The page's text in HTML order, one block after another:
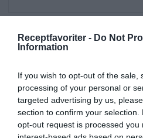
Receptfavoriter - Do Not
Information
If you wish to opt-out of the sale,
processing of your personal or
targeted advertising by us,
section to confirm your
opt-out request is processed you
Tillagning
Tillsätt vatten och rör
Rör i buljongtärning och